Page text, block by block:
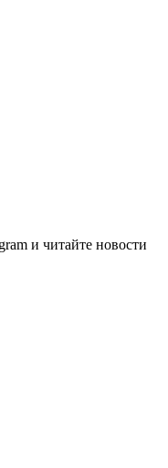
и читайте новости